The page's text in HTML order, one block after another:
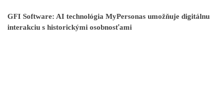
GFI Software: AI technológia MyPersonas umožňuje digitálnu
interakciu s historickými osobnosťami